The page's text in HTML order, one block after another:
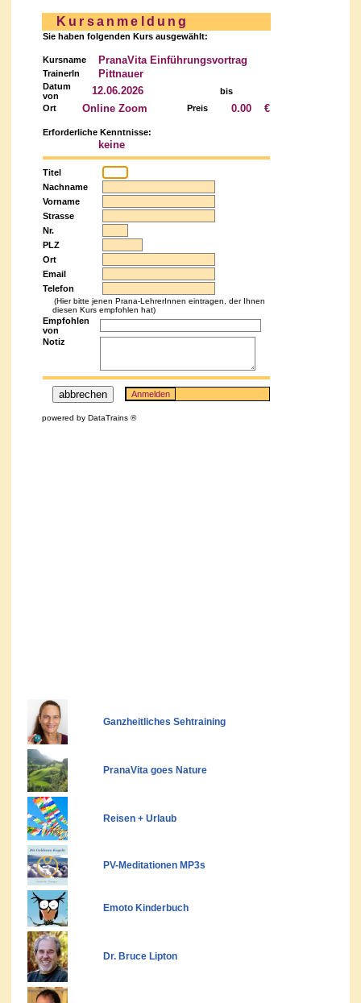
Ganzheitliches Sehtraining
PranaVita goes Nature
Reisen + Urlaub
PV-Meditationen MP3s
Emoto Kinderbuch
Dr. Bruce Lipton